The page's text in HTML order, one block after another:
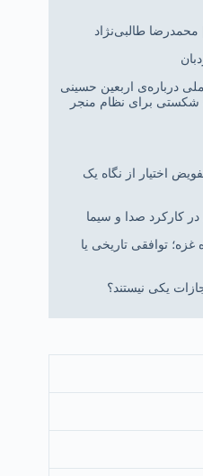
درباره‌ی اربعین حسینی
شکستی برای نظام منجر
اختیار از نگاه یک
کارکرد صدا و سیما
توافقی تاریخی یا
یکی نیستند؟